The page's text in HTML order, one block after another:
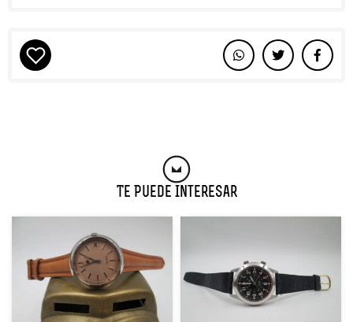
Te Puede Interesar